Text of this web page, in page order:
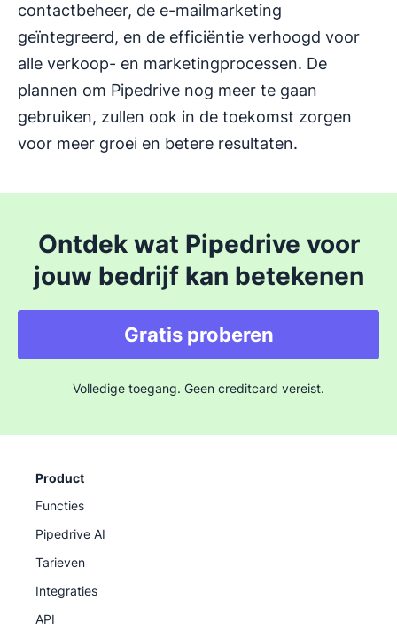
contactbeheer, de e-mailmarketing
geïntegreerd, en de efficiëntie verhoogd voor
alle verkoop- en marketingprocessen. De
plannen om Pipedrive nog meer te gaan
gebruiken, zullen ook in de toekomst zorgen
voor meer groei en betere resultaten.
Ontdek wat Pipedrive voor
jouw bedrijf kan betekenen
Gratis proberen
Volledige toegang. Geen creditcard vereist.
Product
Functies
Pipedrive AI
Tarieven
Integraties
API